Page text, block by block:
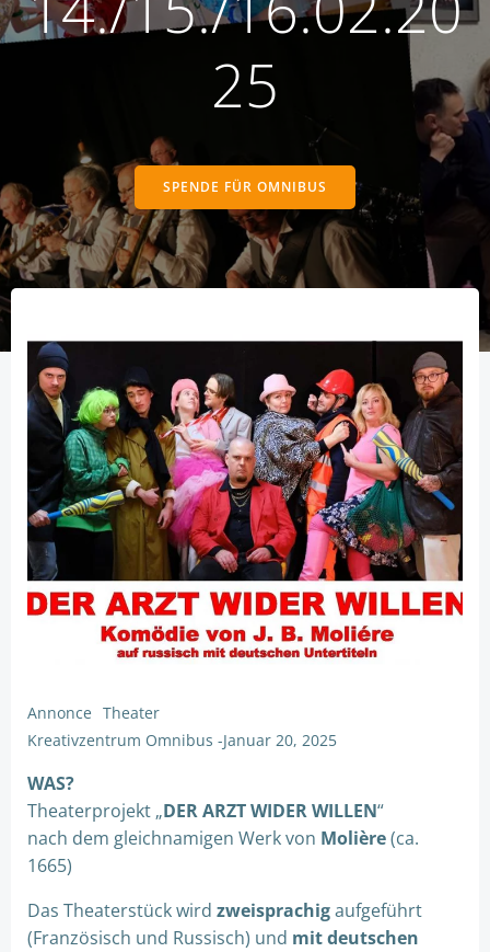
25
SPENDE FÜR OMNIBUS
Annonce Theater
Kreativzentrum Omnibus -Januar 20, 2025
WAS?
Theaterprojekt „DER ARZT WIDER WILLEN“
nach dem gleichnamigen Werk von Molière(ca.
1665)
Das Theaterstück wird zweisprachigaufgeführt
(Französisch und Russisch) und mit deutschen